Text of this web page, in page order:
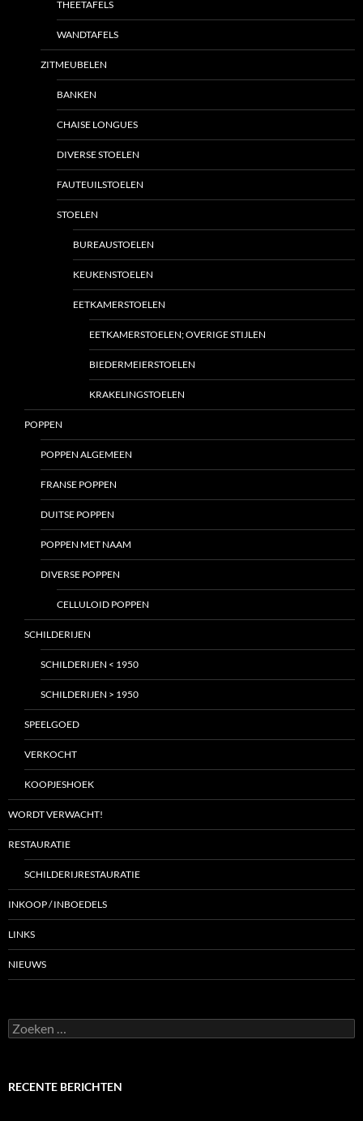
THEETAFELS
WANDTAFELS
ZITMEUBELEN
BANKEN
CHAISE LONGUES
DIVERSE STOELEN
FAUTEUILSTOELEN
STOELEN
BUREAUSTOELEN
KEUKENSTOELEN
EETKAMERSTOELEN
EETKAMERSTOELEN; OVERIGE STIJLEN
BIEDERMEIERSTOELEN
KRAKELINGSTOELEN
POPPEN
POPPEN ALGEMEEN
FRANSE POPPEN
DUITSE POPPEN
POPPEN MET NAAM
DIVERSE POPPEN
CELLULOID POPPEN
SCHILDERIJEN
SCHILDERIJEN < 1950
SCHILDERIJEN > 1950
SPEELGOED
VERKOCHT
KOOPJESHOEK
WORDT VERWACHT!
RESTAURATIE
SCHILDERIJRESTAURATIE
INKOOP / INBOEDELS
LINKS
NIEUWS
Zoeken
naar:
RECENTE BERICHTEN